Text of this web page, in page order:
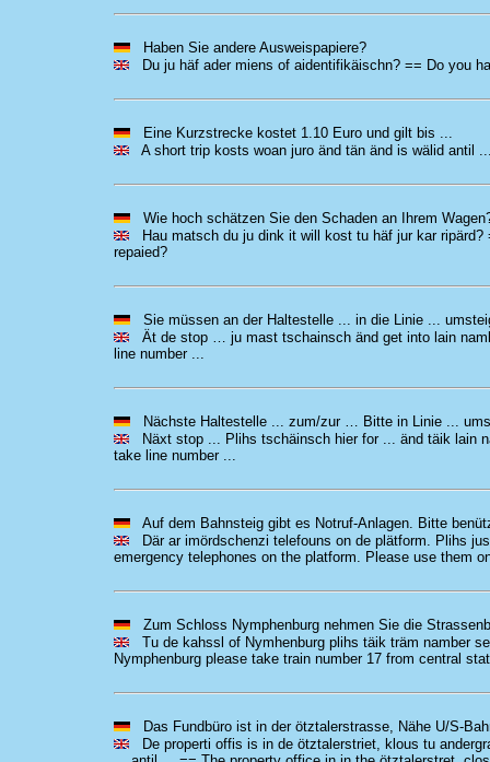
Haben Sie andere Ausweispapiere?
Du ju häf ader miens of aidentifikäischn? == Do you
Eine Kurzstrecke kostet 1.10 Euro und gilt bis ...
A short trip kosts woan juro änd tän änd is wälid antil
Wie hoch schätzen Sie den Schaden an Ihrem
Hau matsch du ju dink it will kost tu häf jur kar ripärd?
repaied?
Sie müssen an der Haltestelle ... in die Linie ...
Ät de stop … ju mast tschainsch änd get into lain
line number ...
Nächste Haltestelle ... zum/zur … Bitte in Linie ...
Näxt stop ... Plihs tschäinsch hier for ... änd täik lain
take line number ...
Auf dem Bahnsteig gibt es Notruf-Anlagen. Bitte
Där ar imördschenzi telefouns on de plätform. Plihs
emergency telephones on the platform. Please use them
Zum Schloss Nymphenburg nehmen Sie die
Tu de kahssl of Nymhenburg plihs täik träm namber
Nymphenburg please take train number 17 from central
Das Fundbüro ist in der ötztalerstrasse, Nähe U/S-
De properti offis is in de ötztalerstriet, klous tu